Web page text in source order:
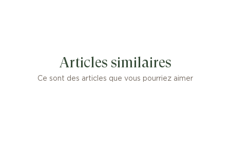
Articles similaires
Ce sont des articles que vous pourriez aimer